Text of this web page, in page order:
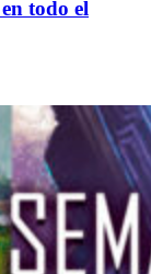
todo el